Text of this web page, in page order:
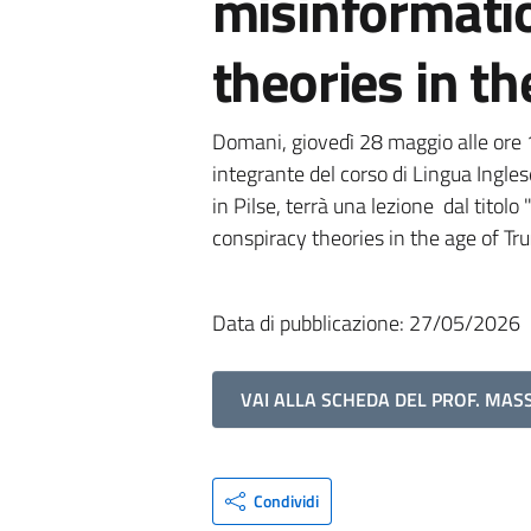
theories in
Domani, giovedì 28 maggio alle
integrante del corso di Lingua
in Pilse, terrà una lezione dal
conspiracy theories in the age of
Data di pubblicazione: 27/05/2026
VAI ALLA SCHEDA DEL PROF.
Condividi